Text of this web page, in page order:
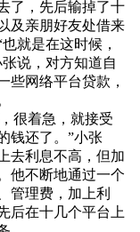
了，先后输掉了十
及亲朋好友处借来
就是在这时候，
说，对方知道自
些网络平台贷款，
很着急，就接受
钱还了。”小张
去利息不高，但加
他不断地通过一个
管理费，加上利
后在十几个平台上